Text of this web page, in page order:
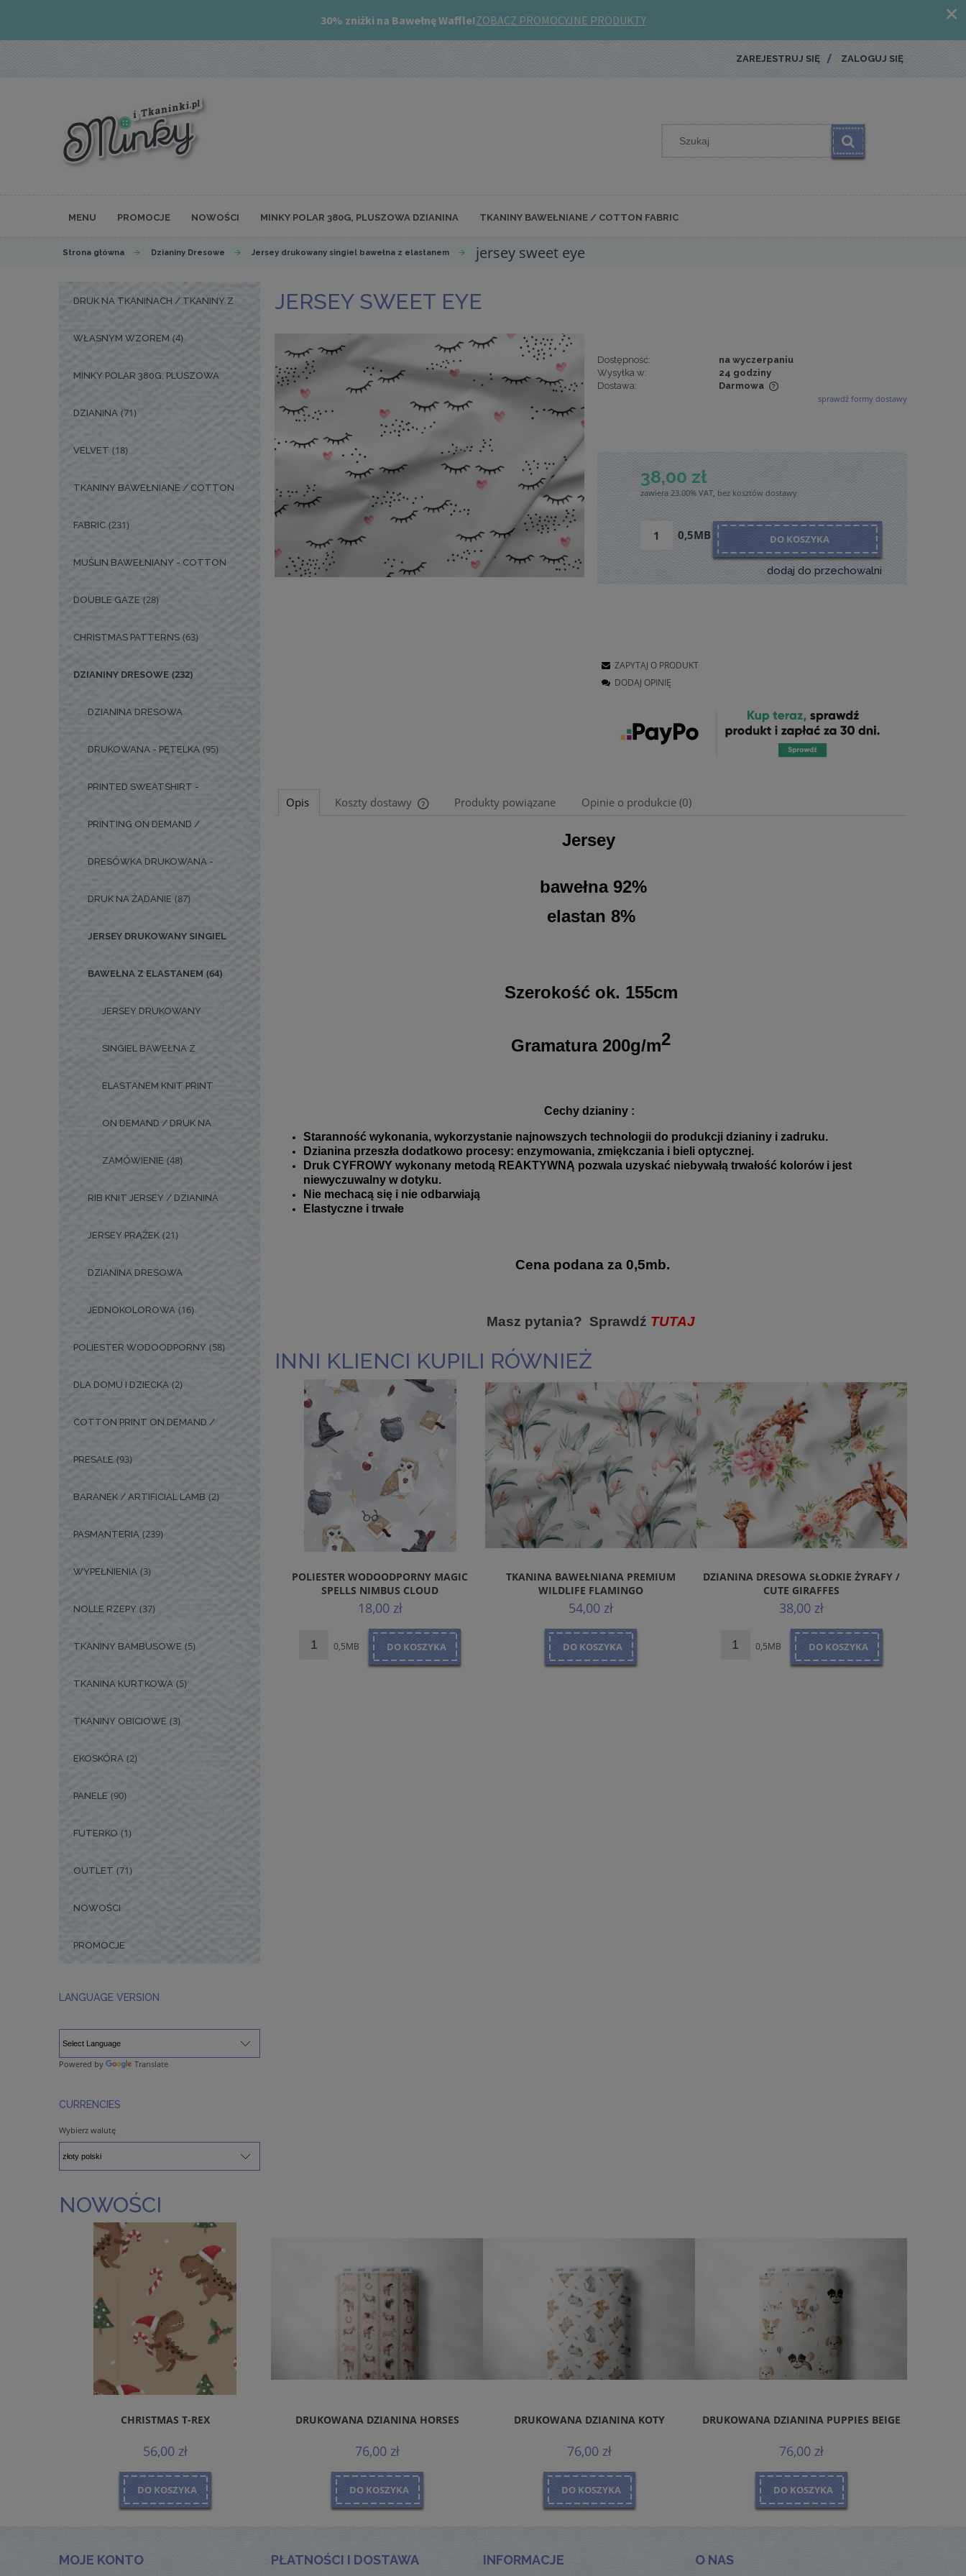
ZAREJESTRUJ SIĘ ZALOGUJ SIĘ
MENU PROMOCJE NOWOŚCI MINKY POLAR 380G, PLUSZOWA DZIANINA TKANINY BAWEŁNIANE / COTTON FABRIC
Strona główna Dzianiny Dresowe Jersey drukowany singiel bawełna z elastanem jersey sweet eye
DRUK NA TKANINACH / TKANINY Z
WŁASNYM WZOREM (4)
MINKY POLAR 380G, PLUSZOWA
DZIANINA (71)
VELVET (18)
TKANINY BAWEŁNIANE / COTTON
FABRIC (231)
MUŚLIN BAWEŁNIANY - COTTON
DOUBLE GAZE (28)
CHRISTMAS PATTERNS (63)
DZIANINY DRESOWE (232)
DZIANINA DRESOWA
DRUKOWANA - PĘTELKA (95)
PRINTED SWEATSHIRT -
PRINTING ON DEMAND /
DRESÓWKA DRUKOWANA -
DRUK NA ŻĄDANIE (87)
JERSEY DRUKOWANY SINGIEL
BAWEŁNA Z ELASTANEM (64)
JERSEY DRUKOWANY
SINGIEL BAWEŁNA Z
ELASTANEM KNIT PRINT
ON DEMAND / DRUK NA
ZAMÓWIENIE (48)
RIB KNIT JERSEY / DZIANINA
JERSEY PRĄŻEK (21)
DZIANINA DRESOWA
JEDNOKOLOROWA (16)
POLIESTER WODOODPORNY (58)
DLA DOMU I DZIECKA (2)
COTTON PRINT ON DEMAND /
PRESALE (93)
BARANEK / ARTIFICIAL LAMB (2)
PASMANTERIA (239)
WYPEŁNIENIA (3)
NOLLE RZEPY (37)
TKANINY BAMBUSOWE (5)
TKANINA KURTKOWA (5)
TKANINY OBICIOWE (3)
EKOSKÓRA (2)
PANELE (90)
FUTERKO (1)
OUTLET (71)
NOWOŚCI
PROMOCJE
LANGUAGE VERSION
Powered by Translate
CURRENCIES
Wybierz walutę
JERSEY SWEET EYE
Dostępność:
na wyczerpaniu
Wysyłka w:
24 godziny
Dostawa:
Darmowa
Cena nie zawiera ewentualnych
sprawdź formy dostawy
38,00 zł
zawiera 23.00% VAT, bez kosztów dostawy
0,5MB DO KOSZYKA
dodaj do przechowalni
ZAPYTAJ O PRODUKT
DODAJ OPINIĘ
Opis Koszty dostawy
Cena nie zawiera ewentualnych kosztów
Produkty powiązane Opinie o produkcie (0)
Jersey
bawełna 92%
elastan 8%
Szerokość ok. 155cm
Gramatura 200g/m2
Cechy dzianiny :
Staranność wykonania, wykorzystanie najnowszych technologii do produkcji dzianiny i zadruku.
Dzianina przeszła dodatkowo procesy: enzymowania, zmiękczania i bieli optycznej.
Druk CYFROWY wykonany metodą REAKTYWNĄ pozwala uzyskać niebywałą trwałość kolorów i jest
niewyczuwalny w dotyku.
Nie mechacą się i nie odbarwiają
Elastyczne i trwałe
Cena podana za 0,5mb.
Masz pytania? Sprawdź TUTAJ
INNI KLIENCI KUPILI RÓWNIEŻ
POLIESTER WODOODPORNY MAGIC
SPELLS NIMBUS CLOUD
18,00 zł
0,5MB DO KOSZYKA
TKANINA BAWEŁNIANA PREMIUM
WILDLIFE FLAMINGO
54,00 zł
DO KOSZYKA
DZIANINA DRESOWA SŁODKIE ŻYRAFY /
CUTE GIRAFFES
38,00 zł
0,5MB DO KOSZYKA
NOWOŚCI
CHRISTMAS T-REX
56,00 zł
DO KOSZYKA
DRUKOWANA DZIANINA HORSES
76,00 zł
DO KOSZYKA
DRUKOWANA DZIANINA KOTY
76,00 zł
DO KOSZYKA
DRUKOWANA DZIANINA PUPPIES BEIGE
76,00 zł
DO KOSZYKA
MOJE KONTO PŁATNOŚCI I DOSTAWA INFORMACJE O NAS